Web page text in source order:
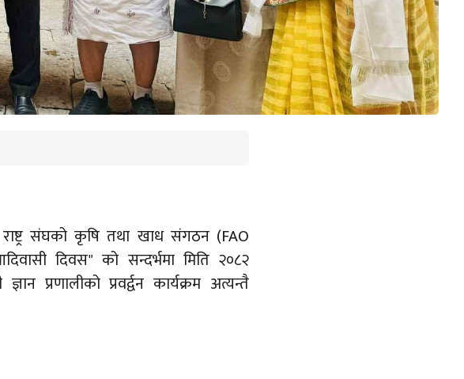
राष्ट्र संघको कृषि तथा खाध संगठन (FAO
दिवस" को सन्दर्भमा मिति २०८२
प्रणालीको प्रवर्द्वन कार्यक्रम अत्यन्तै